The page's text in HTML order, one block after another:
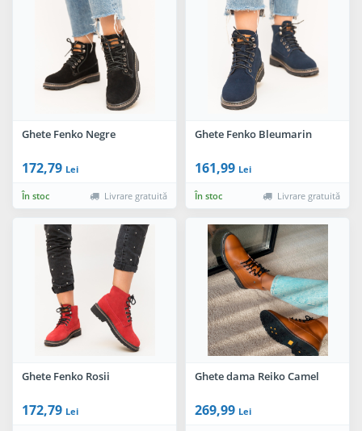
Ghete Fenko Negre
172,79 Lei
În stoc Livrare gratuită
Ghete Fenko Bleumarin
161,99 Lei
În stoc Livrare gratuită
Ghete Fenko Rosii
172,79 Lei
Ghete dama Reiko Camel
269,99 Lei